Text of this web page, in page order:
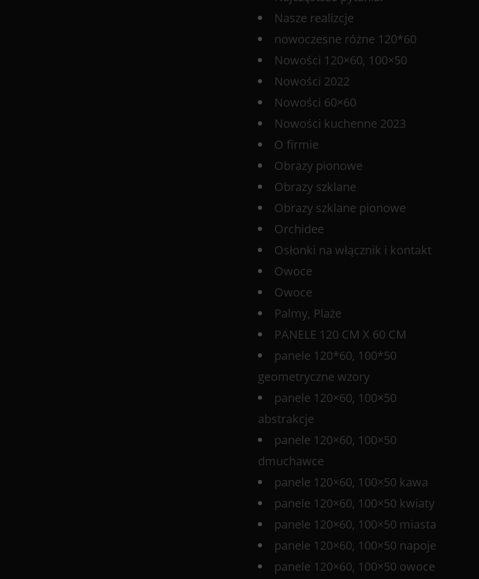
Nasze realizcje
nowoczesne różne 120*60
Nowości 120×60, 100×50
Nowości 2022
Nowości 60×60
Nowości kuchenne 2023
O firmie
Obrazy pionowe
Obrazy szklane
Obrazy szklane pionowe
Orchidee
Osłonki na włącznik i kontakt
Owoce
Owoce
Palmy, Plaże
PANELE 120 CM X 60 CM
panele 120*60, 100*50
geometryczne wzory
panele 120×60, 100×50
abstrakcje
panele 120×60, 100×50
dmuchawce
panele 120×60, 100×50 kawa
panele 120×60, 100×50 kwiaty
panele 120×60, 100×50 miasta
panele 120×60, 100×50 napoje
panele 120×60, 100×50 owoce